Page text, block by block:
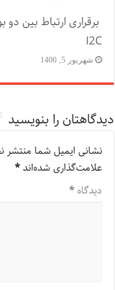
برقراری ارتباط بین دو
I2C
شهریور 5, 1400
دیدگاهتان را بنویسید
نشانی ایمیل شما منتشر
علامت‌گذاری شده‌اند*
دیدگاه*